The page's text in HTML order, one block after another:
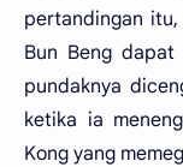
pertandingan
Bun Beng
pundaknya
ketika ia
Kong yang